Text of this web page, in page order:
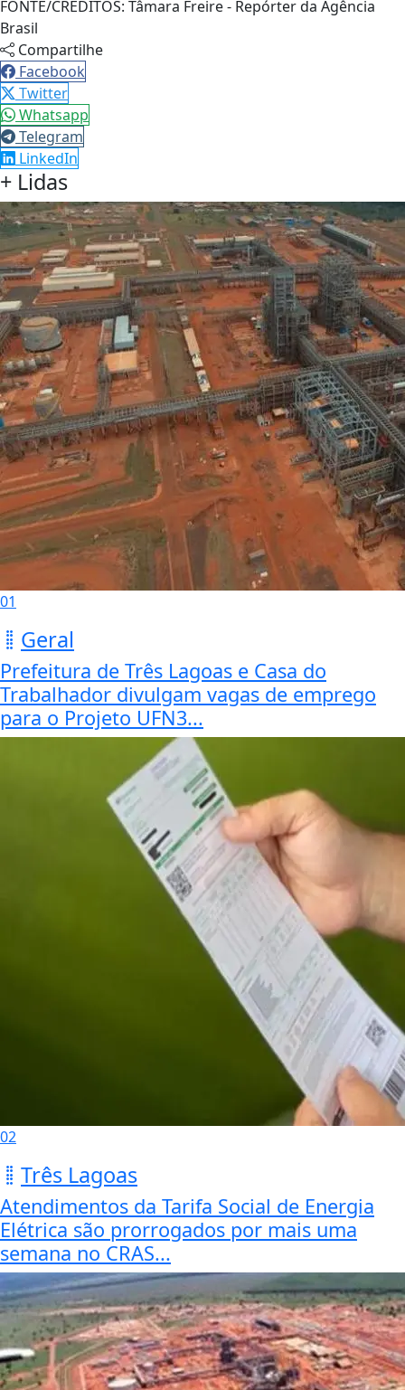
FONTE/CRÉDITOS: Tâmara Freire - Repórter da Agência
Brasil
Compartilhe
Facebook
Twitter
Whatsapp
Telegram
LinkedIn
+ Lidas
01
Geral
Prefeitura de Três Lagoas e Casa do
Trabalhador divulgam vagas de emprego
para o Projeto UFN3...
02
Três Lagoas
Atendimentos da Tarifa Social de Energia
Elétrica são prorrogados por mais uma
semana no CRAS...